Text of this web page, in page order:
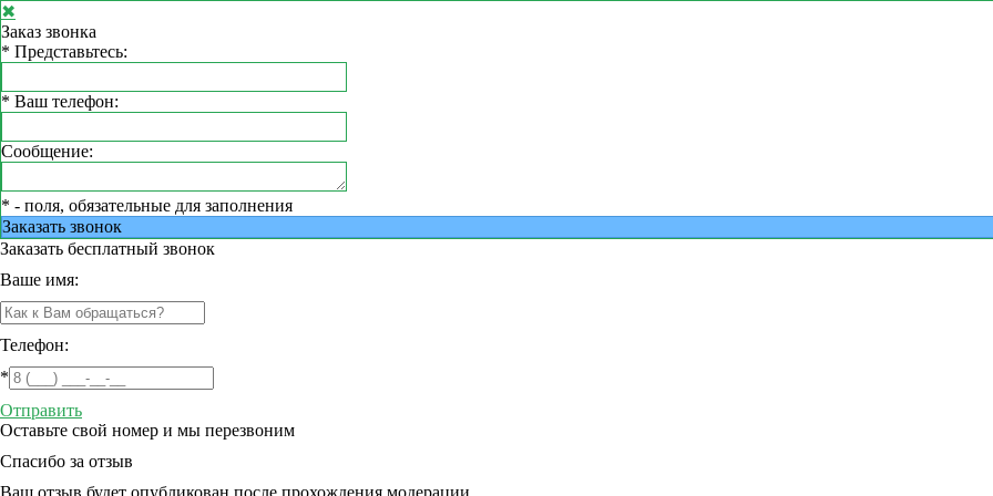
✖
Заказ звонка
* Представьтесь:
* Ваш телефон:
Сообщение:
* - поля, обязательные для заполнения
Заказать звонок
Заказать бесплатный звонок
Ваше имя:
Телефон:
*
Отправить
Оставьте свой номер и мы перезвоним
Спасибо за отзыв
Ваш отзыв будет опубликован после прохождения модерации